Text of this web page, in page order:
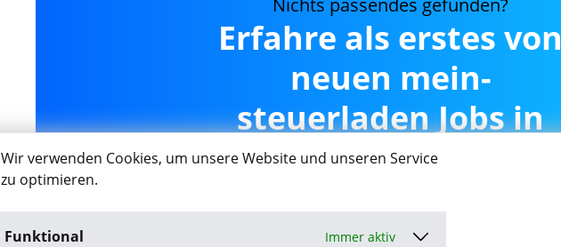
Wir verwenden Cookies, um unsere Website und unseren Service
zu optimieren.
Funktional Immer aktiv
Nichts passendes gefunden?
Erfahre als erstes von
neuen mein-
steuerladen Jobs in
Giessen